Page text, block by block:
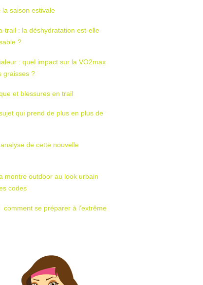
la saison estivale
trail : la déshydratation est-elle
?
: quel impact sur la VO2max
graisses ?
et blessures en trail
qui prend de plus en plus de
de cette nouvelle
montre outdoor au look urbain
codes
se préparer à l’extrême